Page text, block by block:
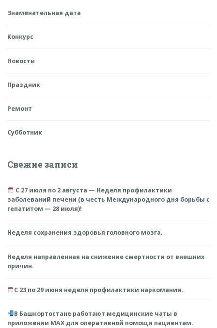
Знаменательная дата
Конкурс
Новости
Праздник
Ремонт
Субботник
Свежие записи
С 27 июля по 2 августа — Неделя профилактики
заболеваний печени (в честь Международного дня борьбы с
гепатитом — 28 июля)!
Неделя сохранения здоровья головного мозга.
Неделя направленная на снижение смертности от внешних
причин.
С 23 по 29 июня неделя профилактики наркомании.
В Башкортостане работают медицинские чаты в
приложении MAX для оперативной помощи пациентам.